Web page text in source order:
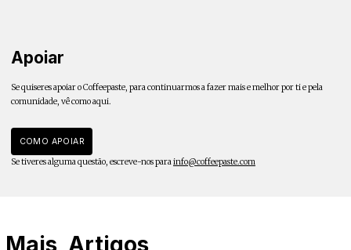
Apoiar
Se quiseres apoiar o Coffeepaste, para continuarmos a fazer mais e melhor por ti e pela
comunidade, vê como aqui.
COMO APOIAR
Se tiveres alguma questão, escreve-nos parainfo@coffeepaste.com
Mais Artigos